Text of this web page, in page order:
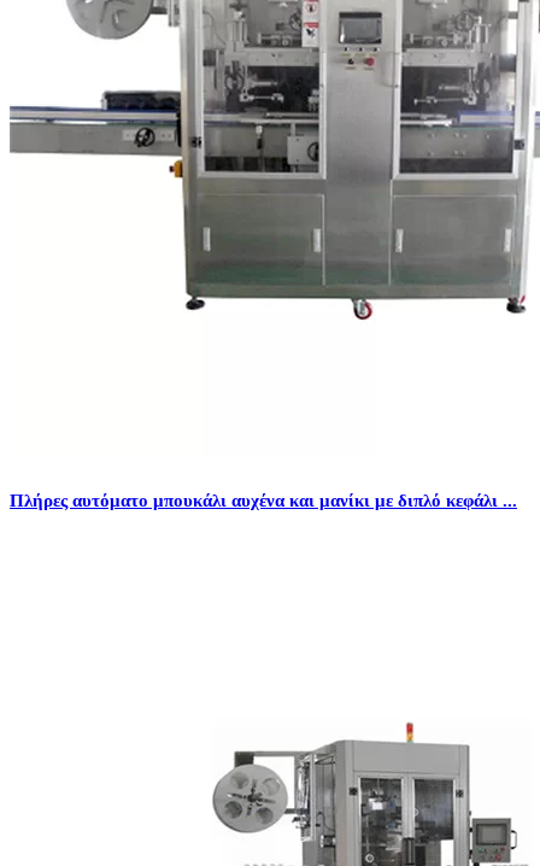
Πλήρες αυτόματο μπουκάλι αυχένα και μανίκι με διπλό κεφάλι ...